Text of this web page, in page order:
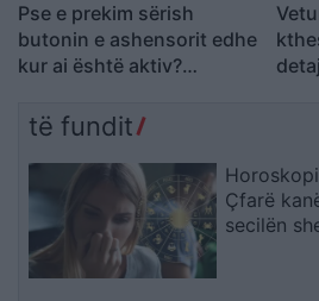
Pse e prekim sërish
butonin e ashensorit edhe
kur ai është aktiv?
këtij veprimi
të fundit
Çfarë
secilën